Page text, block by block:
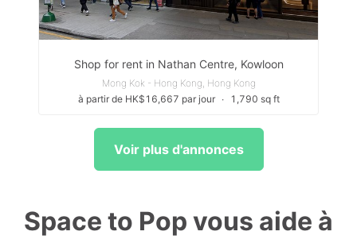
Shop for rent in Nathan Centre, Kowloon
Mong Kok - Hong Kong, Hong Kong
à partir de HK$16,667 par jour
∙ 1,790 sq ft
Voir plus d'annonces
Space to Pop vous aide à